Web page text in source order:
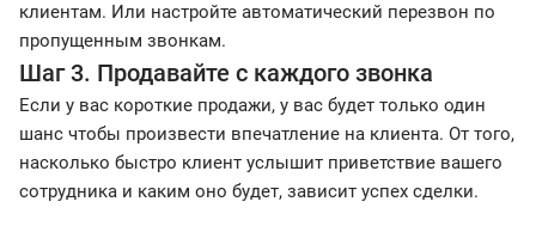
клиентам. Или настройте автоматический перезвон по
пропущенным звонкам.
Шаг 3. Продавайте с каждого звонка
Если у вас короткие продажи, у вас будет только один
шанс чтобы произвести впечатление на клиента. От того,
насколько быстро клиент услышит приветствие вашего
сотрудника и каким оно будет, зависит успех сделки.